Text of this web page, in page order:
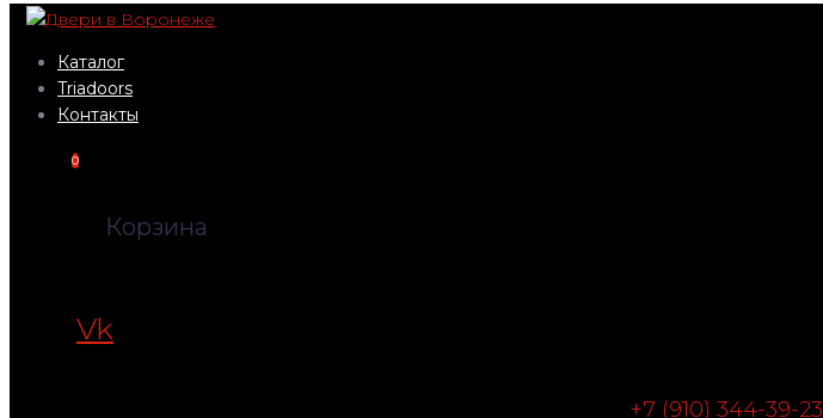
Перейти
контентуКаталог
Triadoors
Контакты
0
Корзина
Vk
+7 (910) 344-39-23